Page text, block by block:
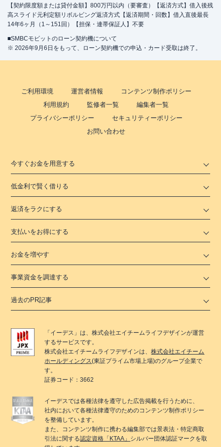
【契約限度額または貸付金額】800万円以内（要審査）【返済方式】借入後残
高スライド元利定額リボルビング返済方式【返済期間・回数】借入直後最長
14年6ヶ月（1～151回）【担保・連帯保証人】不要
■SMBCモビットのローン契約機について
※ 2026年9月6日をもって、ローン契約機での申込・カード受取は終了。
ご利用環境 運営者情報
コンテンツ制作ポリシー
利用規約
監修者一覧
編集者一覧
プライバシーポリシー
セキュリティーポリシー
お問い合わせ
今すぐお金を用意する
低金利で賢く借りる
返済をラクにする
支払いをお得にする
お金を増やす
事業資金を調達する
過去のPR記事
「 イーデス 」は、株式会社エイチームライフデザインが運営
するサービスです。
株式会社エイチームライフデザインは、株式会社エイチーム
ホールディングス(東証プライム市場上場)のグループ企業で
す。
証券コード：3662
イーデスでは各種法律を遵守した広告掲載を行うために、
社内において各種法律遵守のためのコンテンツ制作ポリシー
を整備しています。
また、コンテンツ制作に携わる編集部では景表法・特定商取
引法に関する認定資格「KTAA」 シルバー団体認証マークを取